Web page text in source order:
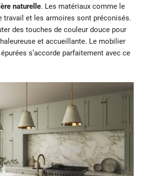
naturelle. Les matériaux comme le
travail et les armoires sont préconisés.
des touches de couleur douce pour
et accueillante. Le mobilier
s’accorde parfaitement avec ce